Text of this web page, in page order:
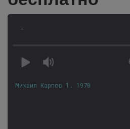
-
Михаил Карпов 1. 1970